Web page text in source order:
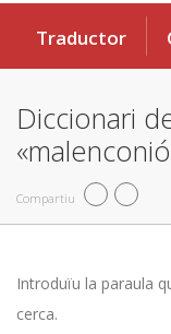
Traductor
Diccionari
Compartiu
Introduïu la paraula
cerca.